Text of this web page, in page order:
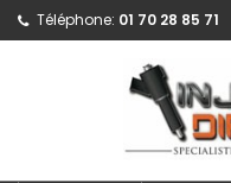
Téléphone: 01 70 28 85 71